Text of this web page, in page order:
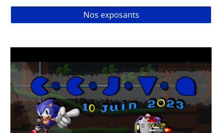
Nos exposants